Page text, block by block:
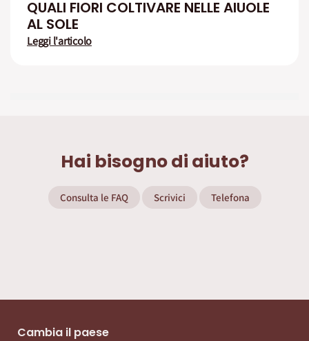
QUALI FIORI COLTIVARE NELLE AIUOLE
AL SOLE
Leggi l'articolo
Hai bisogno di aiuto?
Consulta le FAQ Scrivici Telefona
Cambia il paese